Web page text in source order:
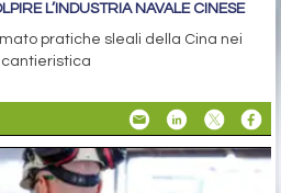
L’INDUSTRIA NAVALE CINESE
pratiche sleali della Cina nei